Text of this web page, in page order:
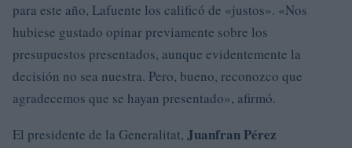
para este año, Lafuente los calificó de «justos». «Nos
hubiese gustado opinar previamente sobre los
presupuestos presentados, aunque evidentemente la
decisión no sea nuestra. Pero, bueno, reconozco que
agradecemos que se hayan presentado», afirmó.
El presidente de la Generalitat, Juanfran Pérez